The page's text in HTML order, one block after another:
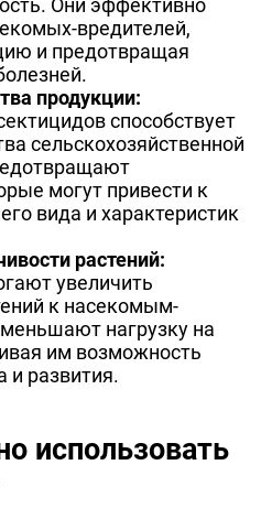
Они эффективно
вредителей,
и предотвращая
продукции:
способствует
сельскохозяйственной
могут привести к
вида и характеристик
растений:
увеличить
к насекомым-
нагрузку на
им возможность
и развития.
использовать